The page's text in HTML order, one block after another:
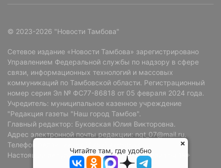
© 2023-2026 "Новости Тамбова"
Сетевое издание «Новости Тамбова» зарегистрировано
Управлением Федеральной службы по надзору в сфере
связи, информационных технологий и массовых
коммуникаций по Тамбовской области. Регистрационный
номер серия Эл № ФС77-86818 от 05 февраля 2024 года.
Учредитель: муниципальное казенное учреждение
"Редакция газеты "Наш город Тамбов".
Главный редактор: Буковская Юлия Викторовна.
Адрес электронной почты редакции: ngt_07@mail.ru.
Телефон редакции: +7 (4752) 72-69-37.
Настоящий ресурс может содержать материалы 18+
Читайте там, где удобно